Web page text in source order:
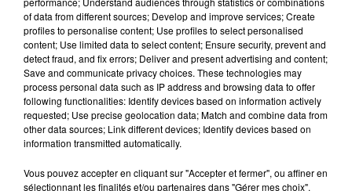
of data from different sources; Develop and improve services; Create
profiles to personalise content; Use profiles to select personalised
content; Use limited data to select content; Ensure security, prevent and
detect fraud, and fix errors; Deliver and present advertising and content;
Save and communicate privacy choices. These technologies may
process personal data such as IP address and browsing data to offer
following functionalities: Identify devices based on information actively
requested; Use precise geolocation data; Match and combine data from
other data sources; Link different devices; Identify devices based on
information transmitted automatically.
Vous pouvez accepter en cliquant sur "Accepter et fermer", ou affiner en
sélectionnant les finalités et/ou partenaires dans "Gérer mes choix".